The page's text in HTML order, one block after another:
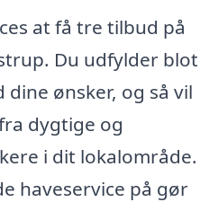
at få tre tilbud på
Du udfylder blot
ønsker, og så vil
dygtige og
i dit lokalområde.
haveservice på gør